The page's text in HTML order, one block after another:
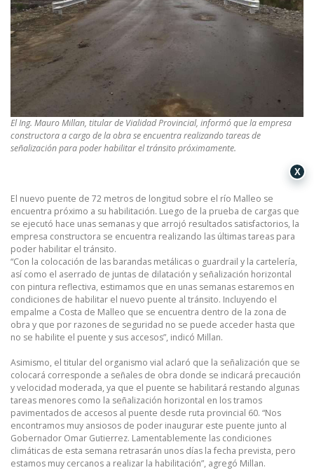
El Ing. Mauro Millan, titular de Vialidad Provincial, informó que la empresa
constructora a cargo de la obra se encuentra realizando tareas de
señalización para poder habilitar el tránsito próximamente.
El nuevo puente de 72 metros de longitud sobre el río Malleo se
encuentra próximo a su habilitación. Luego de la prueba de cargas que
se ejecutó hace unas semanas y que arrojó resultados satisfactorios, la
empresa constructora se encuentra realizando las últimas tareas para
poder habilitar el tránsito.
“Con la colocación de las barandas metálicas o guardrail y la cartelería,
así como el aserrado de juntas de dilatación y señalización horizontal
con pintura reflectiva, estimamos que en unas semanas estaremos en
condiciones de habilitar el nuevo puente al tránsito. Incluyendo el
empalme a Costa de Malleo que se encuentra dentro de la zona de
obra y que por razones de seguridad no se puede acceder hasta que
no se habilite el puente y sus accesos”, indicó Millan.
Asimismo, el titular del organismo vial aclaró que la señalización que se
colocará corresponde a señales de obra donde se indicará precaución
y velocidad moderada, ya que el puente se habilitará restando algunas
tareas menores como la señalización horizontal en los tramos
pavimentados de accesos al puente desde ruta provincial 60. “Nos
encontramos muy ansiosos de poder inaugurar este puente junto al
Gobernador Omar Gutierrez. Lamentablemente las condiciones
climáticas de esta semana retrasarán unos días la fecha prevista, pero
estamos muy cercanos a realizar la habilitación”, agregó Millan.
X